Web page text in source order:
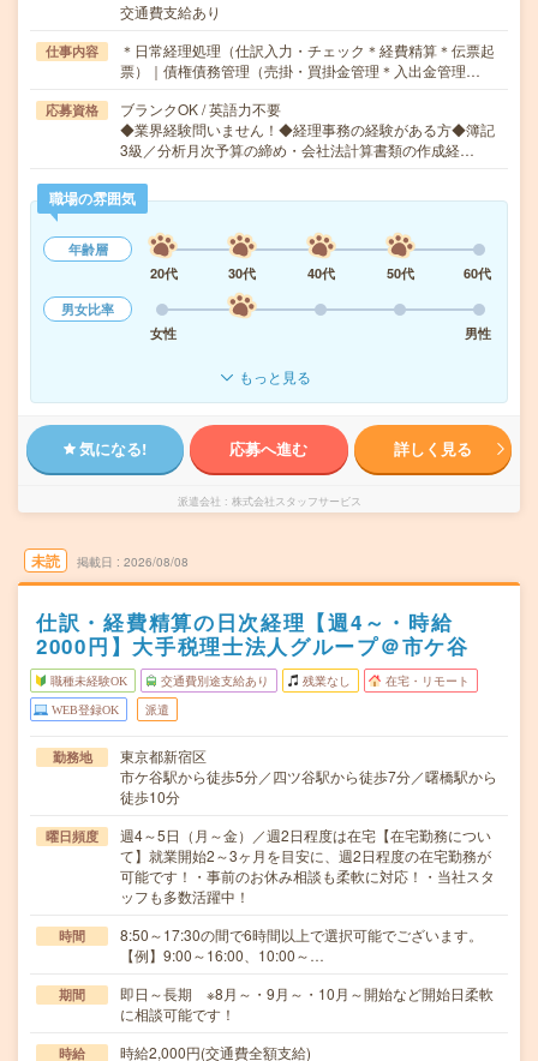
交通費支給あり
仕事内容
＊日常経理処理（仕訳入力・チェック＊経費精算＊伝票起
票）｜債権債務管理（売掛・買掛金管理＊入出金管理…
応募資格
ブランクOK / 英語力不要
◆業界経験問いません！◆経理事務の経験がある方◆簿記
3級／分析月次予算の締め・会社法計算書類の作成経…
職場の雰囲気
年齢層
20代
30代 40代 50代
60代
男女比率
女性
男性
もっと見る
気になる! 応募へ進む 詳しく見る
派遣会社 株式会社スタッフサービス
未読 掲載日 2026/08/08
仕訳・経費精算の日次経理【週4～・時給
2000円】大手税理士法人グループ＠市ケ谷
職種未経験OK 交通費別途支給あり 残業なし 在宅・リモート
WEB登録OK 派遣
勤務地
東京都新宿区
市ケ谷駅から徒歩5分／四ツ谷駅から徒歩7分／曙橋駅から
徒歩10分
曜日頻度
週4～5日（月～金）／週2日程度は在宅【在宅勤務につい
て】就業開始2～3ヶ月を目安に、週2日程度の在宅勤務が
可能です！・事前のお休み相談も柔軟に対応！・当社スタ
ッフも多数活躍中！
時間
8:50～17:30の間で6時間以上で選択可能でございます。
【例】9:00～16:00、10:00～…
期間
即日～長期 ※8月～・9月～・10月～開始など開始日柔軟
に相談可能です！
時給 時給2,000円(交通費全額支給)